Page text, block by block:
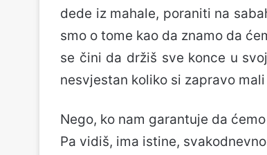
dede iz mahale, poraniti na
smo o tome kao da znamo da
se čini da držiš sve konce u
nesvjestan koliko si zapravo
Nego, ko nam garantuje da
Pa vidiš, ima istine,